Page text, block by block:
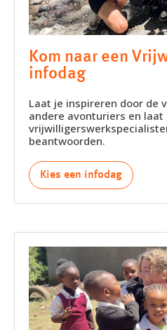
Kom naar een
infodag
Laat je inspireren door de
andere avonturiers en laat
beantwoorden.
Kies een infodag